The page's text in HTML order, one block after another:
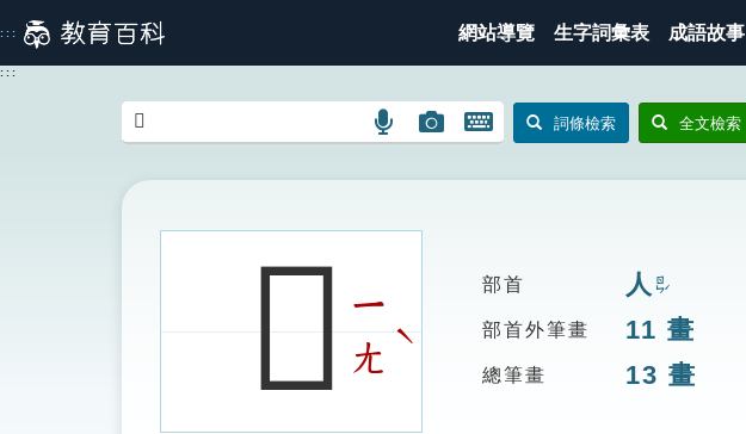
到
主
::: 網站導覽 生字詞彙表 成語故事
:::
語
搜
圖
圖
搜
開
鍵
詞條檢索 全文檢索
𠍵ㄧ
ㄤ
ˋ
部首 人 ㄖㄣˊ
部首外筆畫 11 畫
總筆畫 13 畫